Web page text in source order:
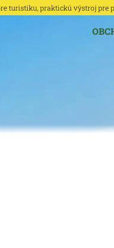
turistiku, praktickú výstroj